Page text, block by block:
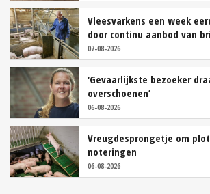
Vleesvarkens een week
door continu aanbod van
07-08-2026
‘Gevaarlijkste bezoeker
overschoenen’
06-08-2026
Vreugdesprongetje om
noteringen
06-08-2026